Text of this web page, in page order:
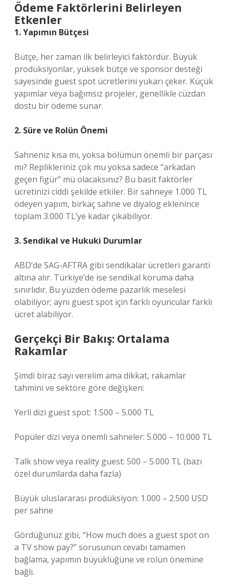
Ödeme Faktörlerini Belirleyen
Etkenler
1. Yapımın Bütçesi
Bütçe, her zaman ilk belirleyici faktördür. Büyük
prodüksiyonlar, yüksek bütçe ve sponsor desteği
sayesinde guest spot ücretlerini yukarı çeker. Küçük
yapımlar veya bağımsız projeler, genellikle cüzdan
dostu bir ödeme sunar.
2. Süre ve Rolün Önemi
Sahneniz kısa mı, yoksa bölümün önemli bir parçası
mı? Replikleriniz çok mu yoksa sadece “arkadan
geçen figür” mü olacaksınız? Bu basit faktörler
ücretinizi ciddi şekilde etkiler. Bir sahneye 1.000 TL
ödeyen yapım, birkaç sahne ve diyalog eklenince
toplam 3.000 TL’ye kadar çıkabiliyor.
3. Sendikal ve Hukuki Durumlar
ABD’de SAG-AFTRA gibi sendikalar ücretleri garanti
altına alır. Türkiye’de ise sendikal koruma daha
sınırlıdır. Bu yüzden ödeme pazarlık meselesi
olabiliyor; aynı guest spot için farklı oyuncular farklı
ücret alabiliyor.
Gerçekçi Bir Bakış: Ortalama
Rakamlar
Şimdi biraz sayı verelim ama dikkat, rakamlar
tahmini ve sektöre göre değişken:
Yerli dizi guest spot: 1.500 – 5.000 TL
Popüler dizi veya önemli sahneler: 5.000 – 10.000 TL
Talk show veya reality guest: 500 – 5.000 TL (bazı
özel durumlarda daha fazla)
Büyük uluslararası prodüksiyon: 1.000 – 2.500 USD
per sahne
Gördüğünüz gibi, “How much does a guest spot on
a TV show pay?” sorusunun cevabı tamamen
bağlama, yapımın büyüklüğüne ve rolün önemine
bağlı.